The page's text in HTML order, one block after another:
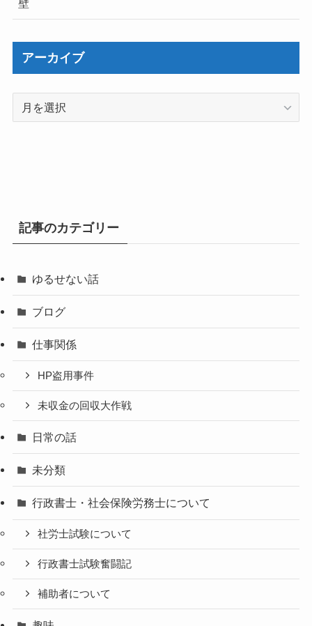
壁
アーカイブ
記事のカテゴリー
ゆるせない話
ブログ
仕事関係
HP盗用事件
未収金の回収大作戦
日常の話
未分類
行政書士・社会保険労務士について
社労士試験について
行政書士試験奮闘記
補助者について